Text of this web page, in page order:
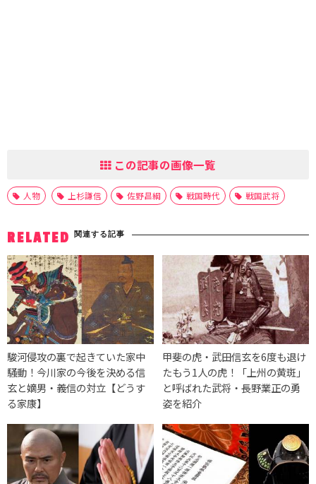
この記事の画像一覧
人物 上杉謙信 佐野昌綱 戦国時代 戦国武将
RELATED 関連する記事
駿河侵攻の裏で起きていた家中
騒動！今川家の今後を決める信
玄と嫡男・義信の対立【どうす
る家康】
甲斐の虎・武田信玄を6度も退け
たもう1人の虎！「上州の黄斑」
と呼ばれた武将・長野業正の勇
姿を紹介